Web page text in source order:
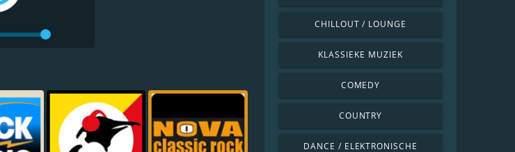
CHILLOUT / LOUNGE
KLASSIEKE MUZIEK
COMEDY
COUNTRY
DANCE / ELEKTRONISCHE